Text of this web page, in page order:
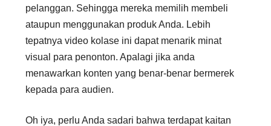
pelanggan. Sehingga mereka memilih membeli
ataupun menggunakan produk Anda. Lebih
tepatnya video kolase ini dapat menarik minat
visual para penonton. Apalagi jika anda
menawarkan konten yang benar-benar bermerek
kepada para audien.
Oh iya, perlu Anda sadari bahwa terdapat kaitan